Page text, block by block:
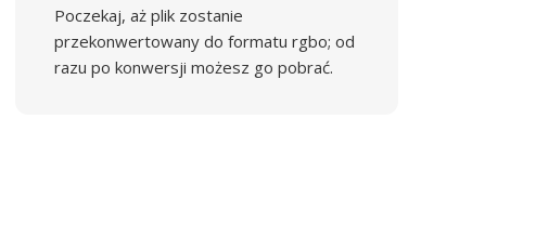
Poczekaj, aż plik zostanie
przekonwertowany do formatu rgbo; od
razu po konwersji możesz go pobrać.